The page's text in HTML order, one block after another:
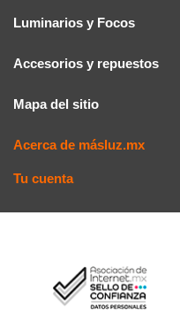
Luminarios y Focos
Accesorios y repuestos
Mapa del sitio
Acerca de másluz.mx
Tu cuenta